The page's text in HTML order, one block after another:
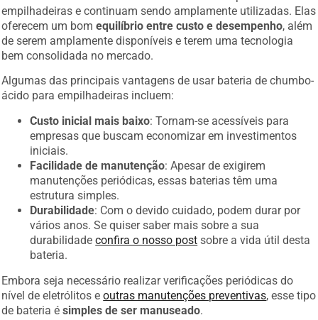
empilhadeiras e continuam sendo amplamente utilizadas. Elas
oferecem um bomequilíbrio entre custo e desempenho, além
de serem amplamente disponíveis e terem uma tecnologia
bem consolidada no mercado.
Algumas das principais vantagens de usar bateria de chumbo-
ácido para empilhadeiras incluem:
Custo inicial mais baixo: Tornam-se acessíveis para
empresas que buscam economizar em investimentos
iniciais.
Facilidade de manutenção: Apesar de exigirem
manutenções periódicas, essas baterias têm uma
estrutura simples.
Durabilidade: Com o devido cuidado, podem durar por
vários anos. Se quiser saber mais sobre a sua
durabilidadeconfira o nosso post sobre a vida útil desta
bateria.
Embora seja necessário realizar verificações periódicas do
nível de eletrólitos eoutras manutenções preventivas, esse tipo
de bateria ésimples de ser manuseado.